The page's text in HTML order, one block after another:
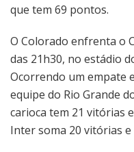
que tem 69 pontos.
O Colorado enfrenta o
das 21h30, no estádio
Ocorrendo um empate
equipe do Rio Grande
carioca tem 21 vitórias
Inter soma 20 vitórias e